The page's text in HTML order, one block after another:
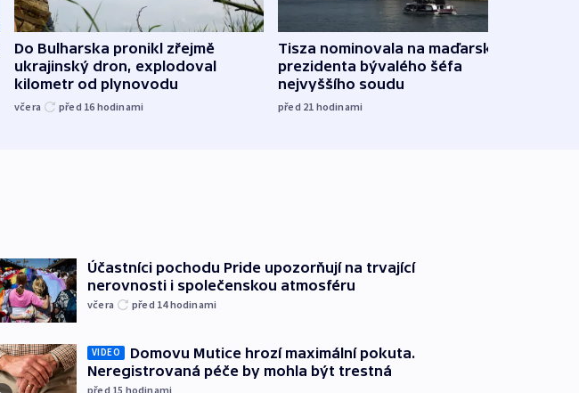
Do Bulharska pronikl zřejmě
ukrajinský dron, explodoval
kilometr od plynovodu
včera před 16 hodinami
Tisza nominovala na maďarského
prezidenta bývalého šéfa
nejvyššího soudu
před 21 hodinami
Účastníci pochodu Pride upozorňují na trvající
nerovnosti i společenskou atmosféru
včera před 14hodinami
VIDEO
Domovu Mutice hrozí maximální pokuta.
Neregistrovaná péče by mohla být trestná
před 15 hodinami